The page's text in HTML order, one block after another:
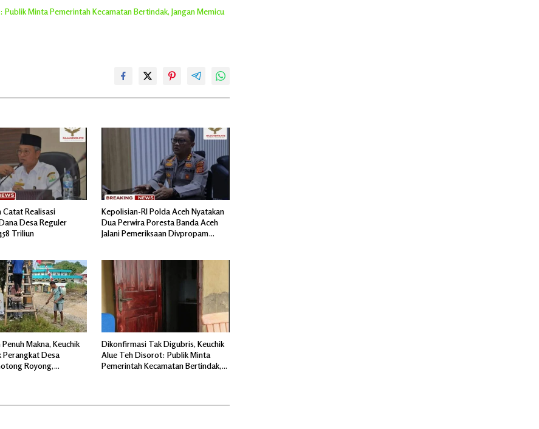
Minta Pemerintah Kecamatan Bertindak, Jangan Memicu
Catat Realisasi
Desa Reguler
Triliun
Kepolisian-RI Polda Aceh Nyatakan
Dua Perwira Poresta Banda Aceh
Jalani Pemeriksaan Divpropam
Makna, Keuchik
Perangkat Desa
Royong,
Dikonfirmasi Tak Digubris, Keuchik
Alue Teh Disorot: Publik Minta
Pemerintah Kecamatan Bertindak,